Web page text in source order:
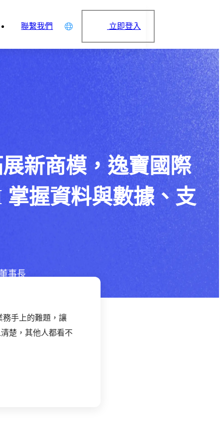
聯繫我們 立即登入
新商模，逸寶國際
握資料與數據、支
事長
務手上的難題，讓
楚，其他人都看不